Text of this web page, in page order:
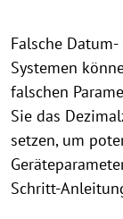
Falsche
Systemen
falschen
Sie das
setzen, um
Schritt-